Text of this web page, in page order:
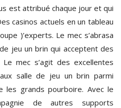
est attribué chaque jour et qui
casinos actuels en un tableau
)’experts. Le mec s’abrasa
jeu un brin qui acceptent des
mec s’agit des excellentes
salle de jeu un brin parmi
les grands pourboire. Avec le
de autres supports